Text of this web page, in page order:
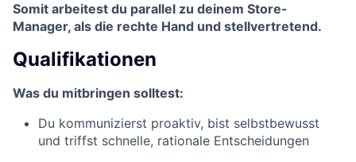
Somit arbeitest du parallel zu deinem Store-
Manager, als die rechte Hand und stellvertretend.
Qualifikationen
Was du mitbringen solltest:
Du kommunizierst proaktiv, bist selbstbewusst
und triffst schnelle, rationale Entscheidungen